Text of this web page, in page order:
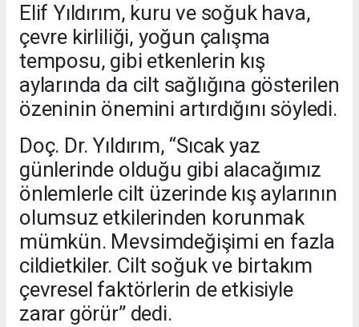
Elif Yıldırım, kuru ve soğuk hava,
çevre kirliliği, yoğun çalışma
temposu, gibi etkenlerin kış
aylarında da cilt sağlığına gösterilen
özeninin önemini artırdığını söyledi.
Doç. Dr. Yıldırım, “Sıcak yaz
günlerinde olduğu gibi alacağımız
önlemlerle cilt üzerinde kış aylarının
olumsuz etkilerinden korunmak
mümkün. Mevsimdeğişimi en fazla
cildietkiler. Cilt soğuk ve birtakım
çevresel faktörlerin de etkisiyle
zarar görür” dedi.